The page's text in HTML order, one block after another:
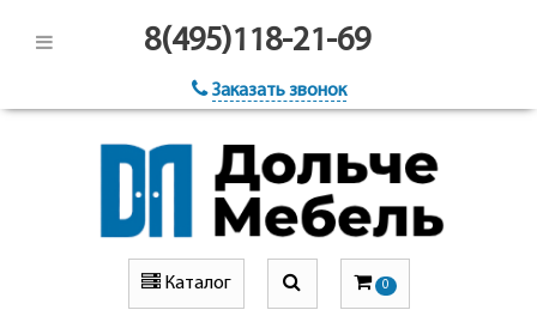
8(495)118-21-69
Заказать звонок
Каталог 0